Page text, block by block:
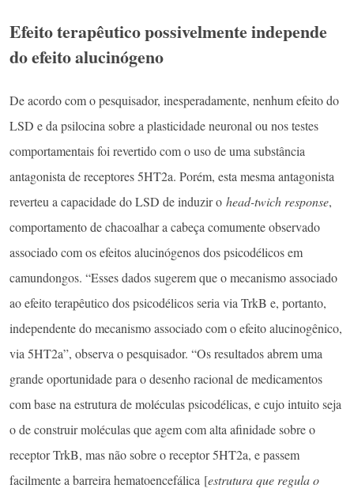
Efeito terapêutico possivelmente independe
do efeito alucinógeno
De acordo com o pesquisador, inesperadamente, nenhum efeito do
LSD e da psilocina sobre a plasticidade neuronal ou nos testes
comportamentais foi revertido com o uso de uma substância
antagonista de receptores 5HT2a. Porém, esta mesma antagonista
reverteu a capacidade do LSD de induzir o head-twich response,
comportamento de chacoalhar a cabeça comumente observado
associado com os efeitos alucinógenos dos psicodélicos em
camundongos. “Esses dados sugerem que o mecanismo associado
ao efeito terapêutico dos psicodélicos seria via TrkB e, portanto,
independente do mecanismo associado com o efeito alucinogênico,
via 5HT2a”, observa o pesquisador. “Os resultados abrem uma
grande oportunidade para o desenho racional de medicamentos
com base na estrutura de moléculas psicodélicas, e cujo intuito seja
o de construir moléculas que agem com alta afinidade sobre o
receptor TrkB, mas não sobre o receptor 5HT2a, e passem
facilmente a barreira hematoencefálica [estrutura que regula o